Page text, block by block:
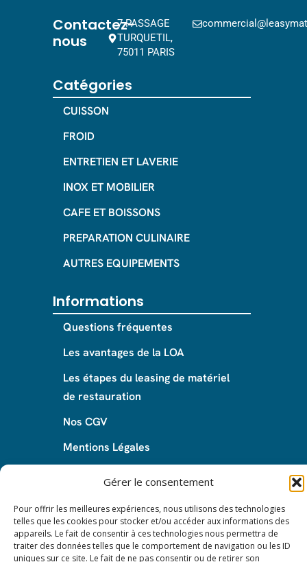
Gérer le consentement
Pour offrir les meilleures expériences, nous utilisons des technologies
telles que les cookies pour stocker et/ou accéder aux informations des
appareils. Le fait de consentir à ces technologies nous permettra de
traiter des données telles que le comportement de navigation ou les ID
uniques sur ce site. Le fait de ne pas consentir ou de retirer son
Contactez-
nous
7 PASSAGE
TURQUETIL,
75011 PARIS
Catégories
CUISSON
FROID
ENTRETIEN ET LAVERIE
INOX ET MOBILIER
CAFE ET BOISSONS
PREPARATION CULINAIRE
AUTRES EQUIPEMENTS
Informations
Questions fréquentes
Les avantages de la LOA
Les étapes du leasing de matériel
de restauration
Nos CGV
Mentions Légales
© 2024 All rights reserved. Leasy Mat.